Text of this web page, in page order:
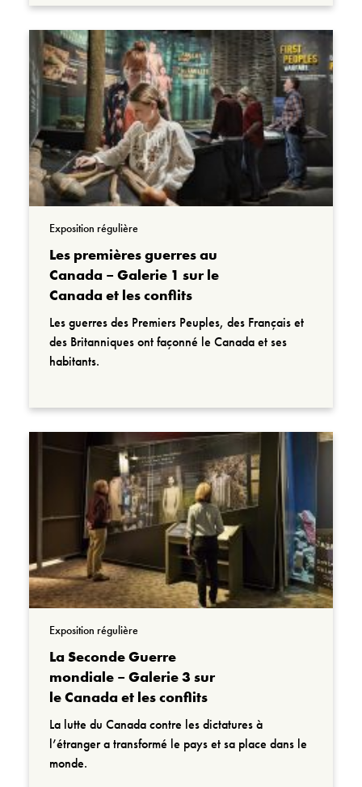
Exposition régulière
Les premières guerres au
Canada – Galerie 1 sur le
Canada et les conflits
Les guerres des Premiers Peuples, des Français et
des Britanniques ont façonné le Canada et ses
habitants.
Exposition régulière
La Seconde Guerre
mondiale – Galerie 3 sur
le Canada et les conflits
La lutte du Canada contre les dictatures à
l’étranger a transformé le pays et sa place dans le
monde.